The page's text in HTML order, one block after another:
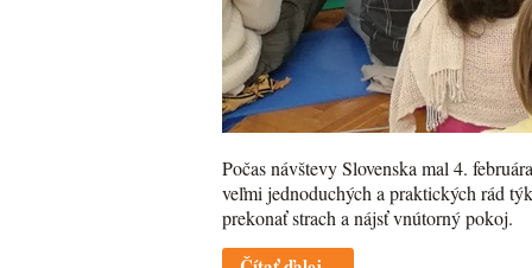
Počas návštevy Slovenska mal 4.
veľmi jednoduchých a praktických rád
prekonať strach a nájsť vnútorný pokoj.